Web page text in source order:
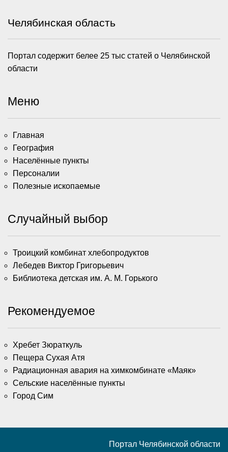
Челябинская область
Портал содержит белее 25 тыс статей о Челябинской
области
Меню
Главная
География
Населённые пункты
Персоналии
Полезные ископаемые
Случайный выбор
Троицкий комбинат хлебопродуктов
Лебедев Виктор Григорьевич
Библиотека детская им. А. М. Горького
Рекомендуемое
Хребет Зюраткуль
Пещера Сухая Атя
Радиационная авария на химкомбинате «Маяк»
Сельские населённые пункты
Город Сим
Портал Челябинской области